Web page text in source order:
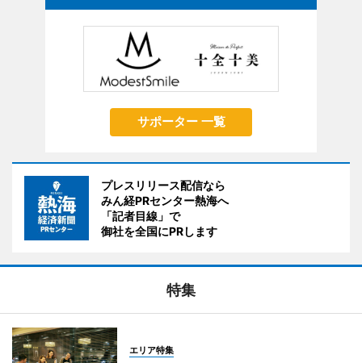
サポーター 一覧
プレスリリース配信なら
みん経PRセンター熱海へ
「記者目線」で
御社を全国にPRします
特集
エリア特集